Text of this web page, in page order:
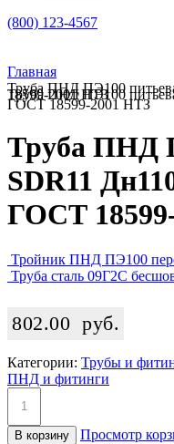
(800) 123-4567
Главная
Труба ПНД ПЭ100
ГОСТ 18599-2001 НТЗ
Труба ПНД ПЭ100 питьевая SDR11 Дн110×10,0 Ру16 ГОСТ 18599-2001 НТЗ
Труба ПНД
SDR11
ГОСТ
Тройник ПНД ПЭ100
Труба сталь 09Г2С
802.00 руб.
Категории: Трубы и
ПНД и фитинги
В корзину Просмотр